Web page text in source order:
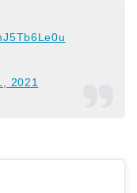
2021